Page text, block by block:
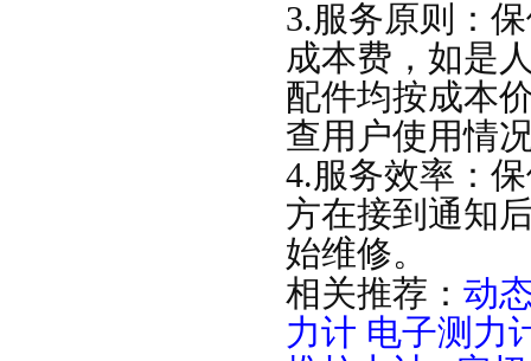
3.服务原则：
成本费，如是
配件均按成本
查用户使用情
4.服务效率：
方在接到通知
始维修。
相关推荐： 动
力计 电子测力